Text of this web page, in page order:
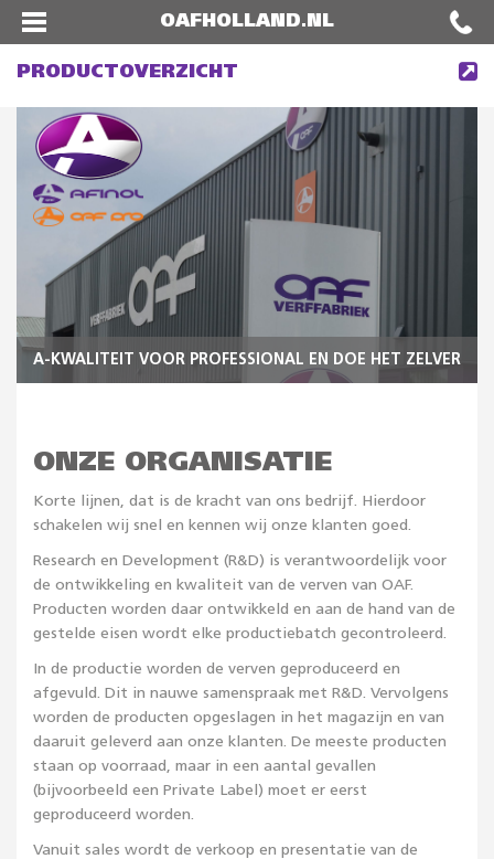
OAFHOLLAND.NL
PRODUCTOVERZICHT
A-KWALITEIT VOOR PROFESSIONAL EN DOE HET ZELVER
ONZE ORGANISATIE
Korte lijnen, dat is de kracht van ons bedrijf. Hierdoor
schakelen wij snel en kennen wij onze klanten goed.
Research en Development (R&D) is verantwoordelijk voor
de ontwikkeling en kwaliteit van de verven van OAF.
Producten worden daar ontwikkeld en aan de hand van de
gestelde eisen wordt elke productiebatch gecontroleerd.
In de productie worden de verven geproduceerd en
afgevuld. Dit in nauwe samenspraak met R&D. Vervolgens
worden de producten opgeslagen in het magazijn en van
daaruit geleverd aan onze klanten. De meeste producten
staan op voorraad, maar in een aantal gevallen
(bijvoorbeeld een Private Label) moet er eerst
geproduceerd worden.
Vanuit sales wordt de verkoop en presentatie van de